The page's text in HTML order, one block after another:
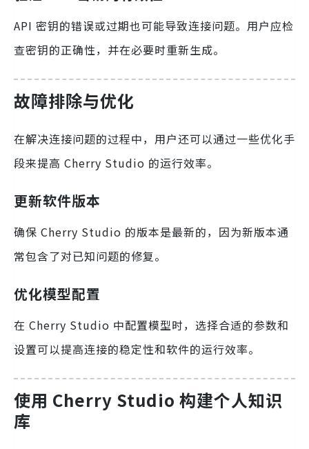
API 密钥的错误或过期也可能导致连接问题。用户应检
查密钥的正确性，并在必要时重新生成。
故障排除与优化
在解决连接问题的过程中，用户还可以通过一些优化手
段来提高 Cherry Studio 的运行效率。
更新软件版本
确保 Cherry Studio 的版本是最新的，因为新版本通
常包含了对已知问题的修复。
优化模型配置
在 Cherry Studio 中配置模型时，选择合适的参数和
设置可以提高连接的稳定性和软件的运行效率。
使用 Cherry Studio 构建个人知识
库